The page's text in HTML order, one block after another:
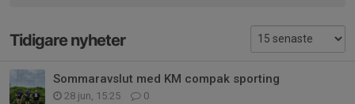
Tidigare nyheter
Sommaravslut med KM compak sporting
28 jun, 15:25 0